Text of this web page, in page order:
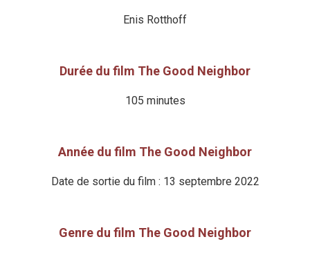
Enis Rotthoff
Durée du film The Good Neighbor
105 minutes
Année du film The Good Neighbor
Date de sortie du film : 13 septembre 2022
Genre du film The Good Neighbor